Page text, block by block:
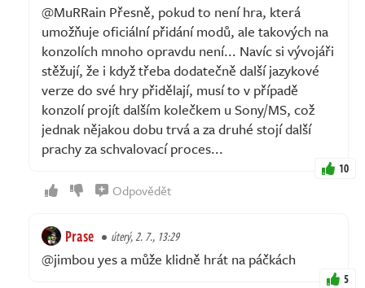
@MuRRain Přesně, pokud to není hra, která
umožňuje oficiální přidání modů, ale takových na
konzolích mnoho opravdu není... Navíc si vývojáři
stěžují, že i když třeba dodatečně další jazykové
verze do své hry přidělají, musí to v případě
konzolí projít dalším kolečkem u Sony/MS, což
jednak nějakou dobu trvá a za druhé stojí další
prachy za schvalovací proces...
10
Odpovědět
Prase úterý, 2. 7., 13:29
@jimbou yes a může klidně hrát na páčkách
5